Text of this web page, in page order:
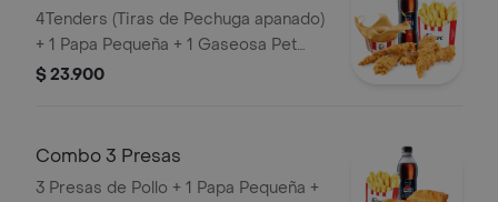
4Tenders (Tiras de Pechuga apanado)
+ 1 Papa Pequeña + 1 Gaseosa Pet
$ 23.900
Combo 3 Presas
3 Presas de Pollo + 1 Papa Pequeña +